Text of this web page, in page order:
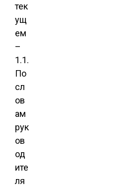
тек
ущ
ем
–
1.1.
По
сл
ов
ам
рук
ов
од
ите
ля